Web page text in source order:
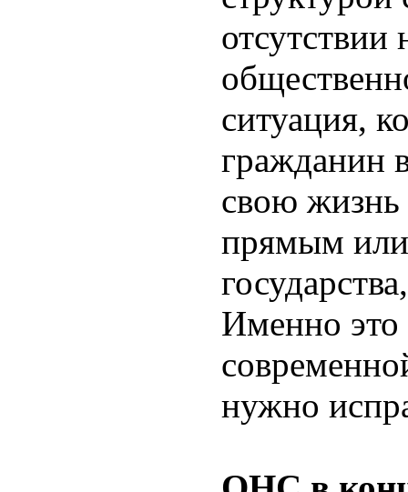
отсутствии
ситуация,
гражданин
свою жизнь
прямым
Именно это
нужно